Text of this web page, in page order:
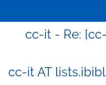
cc-it - Re:
cc-it AT